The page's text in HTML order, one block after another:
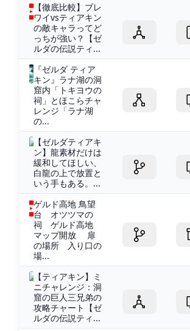
【徹底比較】ブレ
ワイvsティアキン
の敵キャラってど
っちが強い？【ゼ
ルダの伝説ティ...
『ゼルダ ティア
キン』ラナ湖の洞
窟内「トキヨウの
祠」とほこらチャ
レンジ「ラナ湖
の...
【ゼルダティアキ
ン】龍素材だけは
緩和してほしい、
白龍の上で放置と
いう手もある。...
ゲルド高地 鳥望
台 オツツマの
祠 ゲルド高地
マップ開放 扉
の場所 入り口の
場...
【ティアキン】ミ
ニチャレンジ：洞
窟の巨人三兄弟の
攻略チャート【ゼ
ルダの伝説ティ...